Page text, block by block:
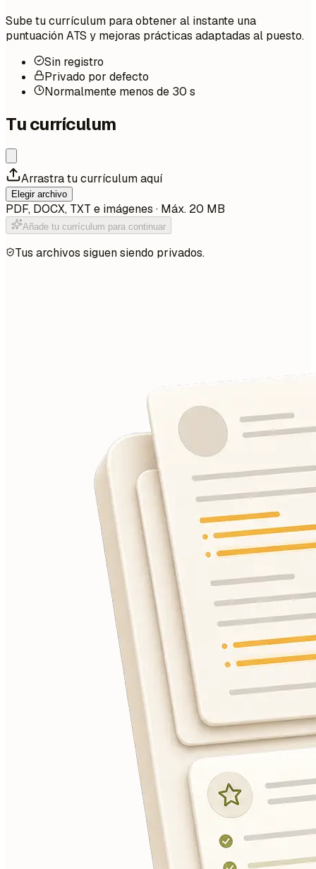
Sube tu currículum para obtener al instante una
puntuación ATS y mejoras prácticas adaptadas al puesto.
Sin registro
Privado por defecto
Normalmente menos de 30 s
Tu currículum
Arrastra tu currículum aquí
Elegir archivo
PDF, DOCX, TXT e imágenes · Máx. 20 MB
Añade tu currículum para continuar
Tus archivos siguen siendo privados.